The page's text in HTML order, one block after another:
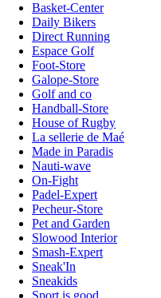
Basket-Center
Daily Bikers
Direct Running
Espace Golf
Foot-Store
Galope-Store
Golf and co
Handball-Store
House of Rugby
La sellerie de Maé
Made in Paradis
Nauti-wave
On-Fight
Padel-Expert
Pecheur-Store
Pet and Garden
Slowood Interior
Smash-Expert
Sneak'In
Sneakids